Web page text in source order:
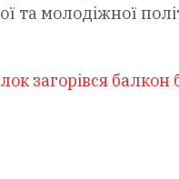
та молодіжної
загорівся балкон